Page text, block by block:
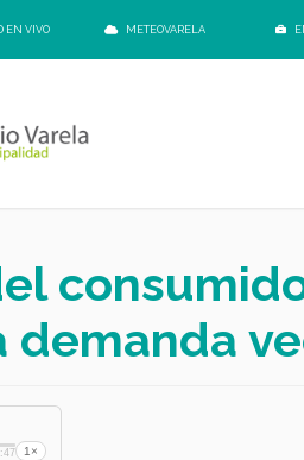
EN VIVO METEOVARELA
demanda
1×